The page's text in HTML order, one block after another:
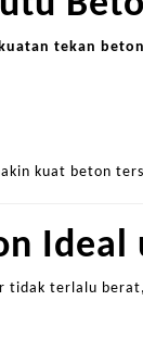
tekan beton
kuat beton
Ideal
tidak terlalu